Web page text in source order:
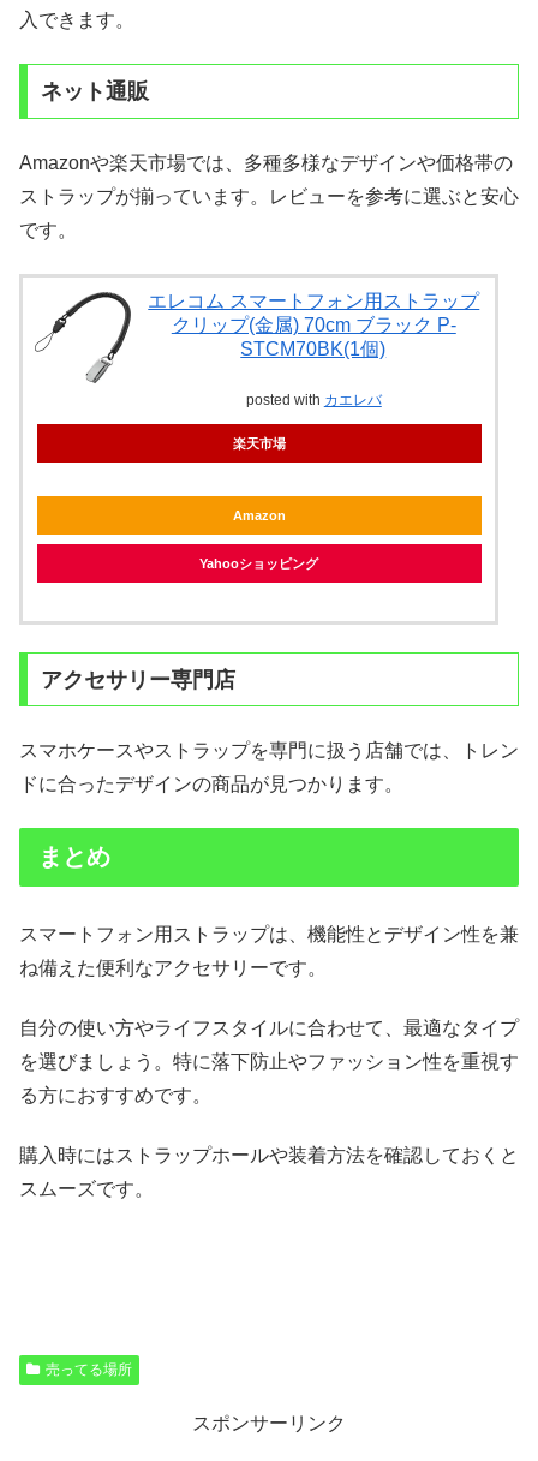
入できます。
ネット通販
Amazonや楽天市場では、多種多様なデザインや価格帯の
ストラップが揃っています。レビューを参考に選ぶと安心
です。
エレコム スマートフォン用ストラップ
クリップ(金属) 70cm ブラック P-
STCM70BK(1個)
posted with カエレバ
楽天市場
Amazon
Yahooショッピング
アクセサリー専門店
スマホケースやストラップを専門に扱う店舗では、トレン
ドに合ったデザインの商品が見つかります。
まとめ
スマートフォン用ストラップは、機能性とデザイン性を兼
ね備えた便利なアクセサリーです。
自分の使い方やライフスタイルに合わせて、最適なタイプ
を選びましょう。特に落下防止やファッション性を重視す
る方におすすめです。
購入時にはストラップホールや装着方法を確認しておくと
スムーズです。
売ってる場所
スポンサーリンク